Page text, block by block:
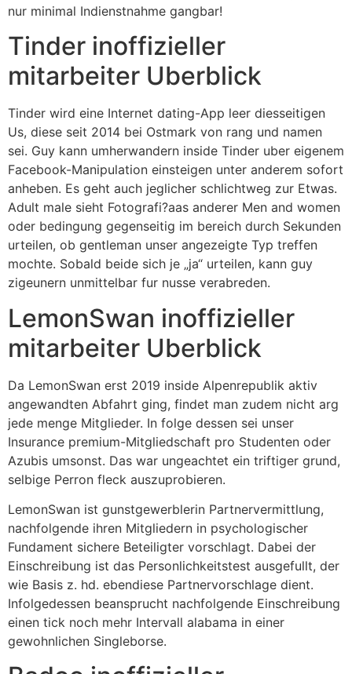
nur minimal Indienstnahme gangbar!
Tinder inoffizieller
mitarbeiter Uberblick
Tinder wird eine Internet dating-App leer diesseitigen
Us, diese seit 2014 bei Ostmark von rang und namen
sei. Guy kann umherwandern inside Tinder uber eigenem
Facebook-Manipulation einsteigen unter anderem sofort
anheben. Es geht auch jeglicher schlichtweg zur Etwas.
Adult male sieht Fotografi?a­as anderer Men and women
oder bedingung gegenseitig im bereich durch Sekunden
urteilen, ob gentleman unser angezeigte Typ treffen
mochte. Sobald beide sich je „ja“ urteilen, kann guy
zigeunern unmittelbar fur nusse verabreden.
LemonSwan inoffizieller
mitarbeiter Uberblick
Da LemonSwan erst 2019 inside Alpenrepublik aktiv
angewandten Abfahrt ging, findet man zudem nicht arg
jede menge Mitglieder. In folge dessen sei unser
Insurance premium-Mitgliedschaft pro Studenten oder
Azubis umsonst. Das war ungeachtet ein triftiger grund,
selbige Perron fleck auszuprobieren.
LemonSwan ist gunstgewerblerin Partnervermittlung,
nachfolgende ihren Mitgliedern in psychologischer
Fundament sichere Beteiligter vorschlagt. Dabei der
Einschreibung ist das Personlichkeitstest ausgefullt, der
wie Basis z. hd. ebendiese Partnervorschlage dient.
Infolgedessen beansprucht nachfolgende Einschreibung
einen tick noch mehr Intervall alabama in einer
gewohnlichen Singleborse.